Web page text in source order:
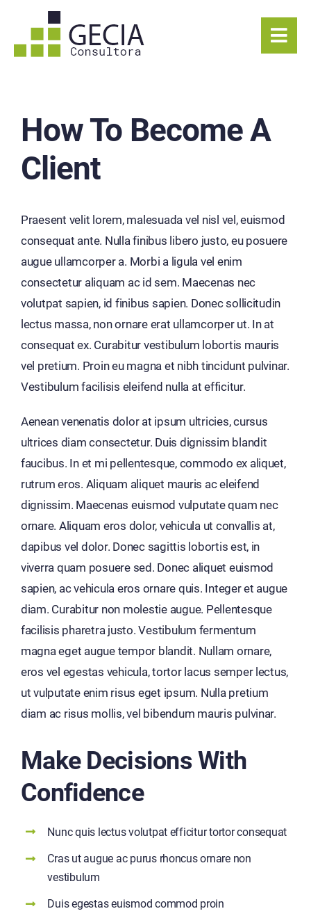
How To Become A
Client
Praesent velit lorem, malesuada vel nisl vel, euismod
consequat ante. Nulla finibus libero justo, eu posuere
augue ullamcorper a. Morbi a ligula vel enim
consectetur aliquam ac id sem. Maecenas nec
volutpat sapien, id finibus sapien. Donec sollicitudin
lectus massa, non ornare erat ullamcorper ut. In at
consequat ex. Curabitur vestibulum lobortis mauris
vel pretium. Proin eu magna et nibh tincidunt pulvinar.
Vestibulum facilisis eleifend nulla at efficitur.
Aenean venenatis dolor at ipsum ultricies, cursus
ultrices diam consectetur. Duis dignissim blandit
faucibus. In et mi pellentesque, commodo ex aliquet,
rutrum eros. Aliquam aliquet mauris ac eleifend
dignissim. Maecenas euismod vulputate quam nec
ornare. Aliquam eros dolor, vehicula ut convallis at,
dapibus vel dolor. Donec sagittis lobortis est, in
viverra quam posuere sed. Donec aliquet euismod
sapien, ac vehicula eros ornare quis. Integer et augue
diam. Curabitur non molestie augue. Pellentesque
facilisis pharetra justo. Vestibulum fermentum
magna eget augue tempor blandit. Nullam ornare,
eros vel egestas vehicula, tortor lacus semper lectus,
ut vulputate enim risus eget ipsum. Nulla pretium
diam ac risus mollis, vel bibendum mauris pulvinar.
Make Decisions With
Confidence
Nunc quis lectus volutpat efficitur tortor consequat
Cras ut augue ac purus rhoncus ornare non
vestibulum
Duis egestas euismod commod proin